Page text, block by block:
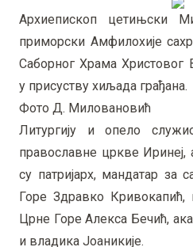
Архиепископ цетињски
приморски Амфилохије
Саборног Храма
у присуству хиљада грађана.
Фото Д. Миловановић
Литургију и опело
православне цркве
су патријарх, мандатар за
Горе Здравко
Црне Горе Алекса Бечић,
и владика Јоаникије.